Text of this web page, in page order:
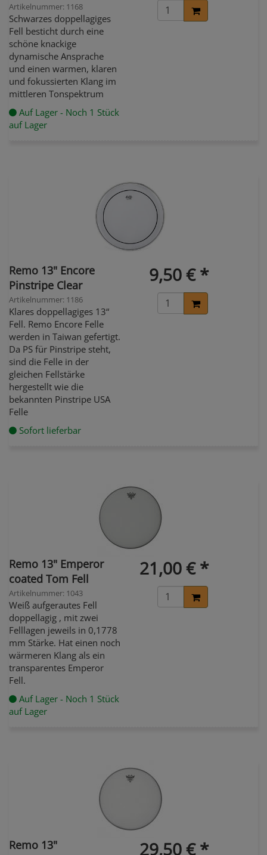
Artikelnummer: 1168
Schwarzes doppellagiges
Fell besticht durch eine
schöne knackige
dynamische Ansprache
und einen warmen, klaren
und fokussierten Klang im
mittleren Tonspektrum
Auf Lager - Noch 1 Stück
auf Lager
Remo 13" Encore
Pinstripe Clear
Artikelnummer: 1186
Klares doppellagiges 13“
Fell. Remo Encore Felle
werden in Taiwan gefertigt.
Da PS für Pinstripe steht,
sind die Felle in der
gleichen Fellstärke
hergestellt wie die
bekannten Pinstripe USA
Felle
Sofort lieferbar
9,50 € *
Remo 13" Emperor
coated Tom Fell
Artikelnummer: 1043
Weiß aufgerautes Fell
doppellagig , mit zwei
Felllagen jeweils in 0,1778
mm Stärke. Hat einen noch
wärmeren Klang als ein
transparentes Emperor
Fell.
Auf Lager - Noch 1 Stück
auf Lager
21,00 € *
Remo 13"
29,50 € *